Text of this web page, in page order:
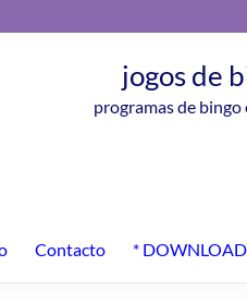
jogos de
programas de bingo
Contacto *